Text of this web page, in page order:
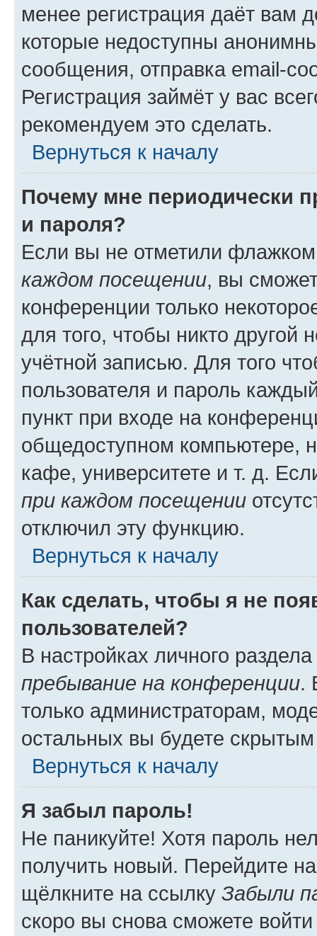
менее регистрация даёт вам
которые недоступны
сообщения, отправка email-
Регистрация займёт у вас
рекомендуем это сделать.
Вернуться к началу
Почему мне периодически
и пароля?
Если вы не отметили
каждом посещении, вы
конференции только
для того, чтобы никто другой
учётной записью. Для того
пользователя и пароль
пункт при входе на
общедоступном компьютере,
кафе, университете и т. д.
при каждом посещении
отключил эту функцию.
Вернуться к началу
Как сделать, чтобы я не
пользователей?
В настройках личного
пребывание на конференции.
только администраторам,
остальных вы будете
Вернуться к началу
Я забыл пароль!
Не паникуйте! Хотя пароль
получить новый. Перейдите
щёлкните на ссылку Забыли
скоро вы снова сможете